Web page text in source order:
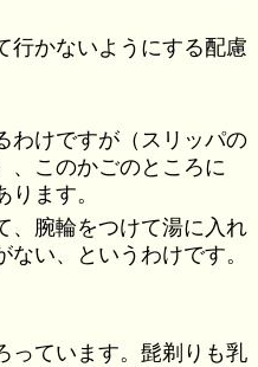
行かないようにする配慮
わけですが（スリッパの
、このかごのところに
ます。
、腕輪をつけて湯に入れ
い、というわけです。
っています。髭剃りも乳